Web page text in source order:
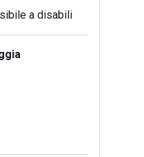
a disabili